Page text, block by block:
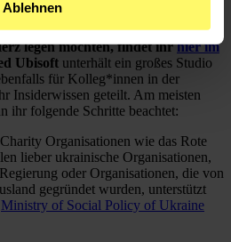
Ablehnen
aus allen kulturellen Bereichen
Blick genommen.Einige Filme zum
legen möchten, findet ihrhier im
Ubisoft unterhält ein großes Studio
für Kolleg*innen in der
Insiderwissen geteilt. Am meisten
ihr folgende Schritte beachtet:
Organisationen wie das Rote
lieber ukrainische Organisationen,
oder Organisationen, die von
gegründet wurden, unterstützt
Ministry of Social Policy of Ukraine